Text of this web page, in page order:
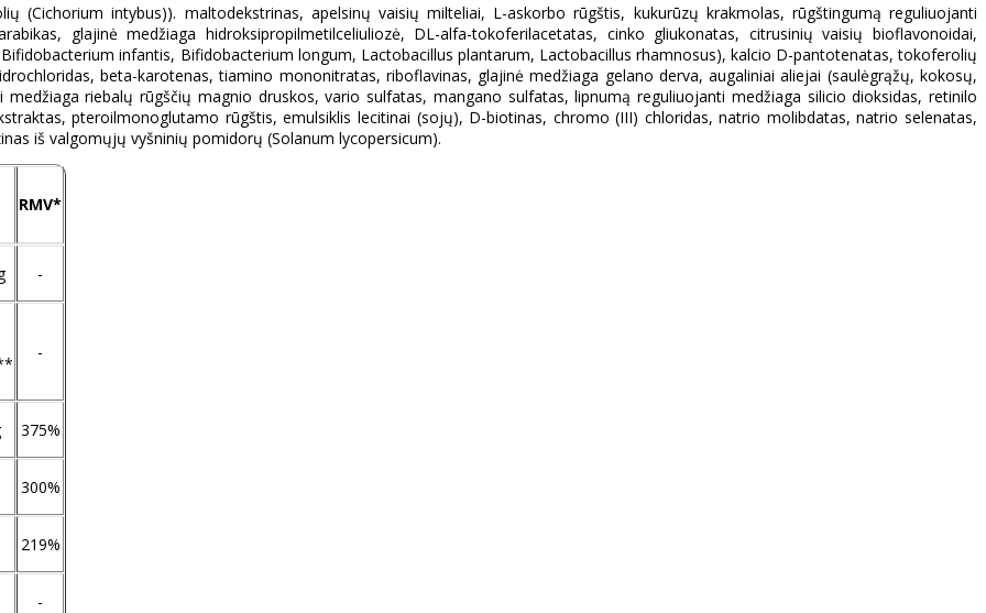
(Cichorium intybus)). maltodekstrinas, apelsinų vaisių milteliai, L-askorbo rūgštis, kukurūzų krakmolas, rūgštingumą reguliuojanti
glajinė medžiaga hidroksipropilmetilceliuliozė, DL-alfa-tokoferilacetatas, cinko gliukonatas, citrusinių vaisių bioflavonoidai,
infantis, Bifidobacterium longum, Lactobacillus plantarum, Lactobacillus rhamnosus), kalcio D-pantotenatas, tokoferolių
beta-karotenas, tiamino mononitratas, riboflavinas, glajinė medžiaga gelano derva, augaliniai aliejai (saulėgrąžų, kokosų,
riebalų rūgščių magnio druskos, vario sulfatas, mangano sulfatas, lipnumą reguliuojanti medžiaga silicio dioksidas, retinilo
pteroilmonoglutamo rūgštis, emulsiklis lecitinai (sojų), D-biotinas, chromo (III) chloridas, natrio molibdatas, natrio selenatas,
iš valgomųjų vyšninių pomidorų (Solanum lycopersicum).
RMV*
-
-
375%
300%
219%
-